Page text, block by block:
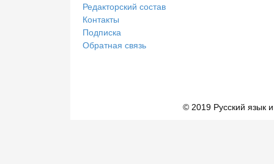
Редакторский состав
Контакты
Подписка
Обратная связь
© 2019 Русский язык